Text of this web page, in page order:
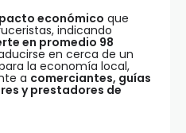
económico que
indicando
en promedio 98
en cerca de un
la economía local,
a comerciantes, guías
y prestadores de